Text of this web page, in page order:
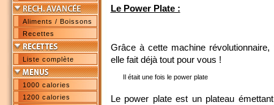
Aliments / Boissons
Recettes
Liste complète
1000 calories
1200 calories
Le Power Plate :
Grâce à cette machine
elle fait déjà tout pour vous !
Il était une fois le power plate
Le power plate est un plateau